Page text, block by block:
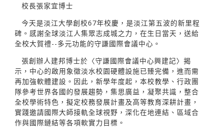
校長張家宜博士
今天是淡江大學創校67年校慶，是淡江第五波的新里程
碑。感謝全球淡江人集眾志成城之力，在生日當天，送給
全校大賀禮--多元功能的守謙國際會議中心。
張創辦人建邦博士於〈守謙國際會議中心興建記〉揭
示，中心的啟用象徵淡水校園硬體設施已臻完備，進而需
再加強軟體建設。因此，新學年度起，本校教學、行政團
隊參考世界各國的發展趨勢，集思廣益，凝聚共識，整合
全校學術特色，擬定校務發展計畫及高等教育深耕計畫，
實踐邀請國際大師接軌全球視野，深化在地連結、區域合
作與國際鏈結等各項軟實力目標。